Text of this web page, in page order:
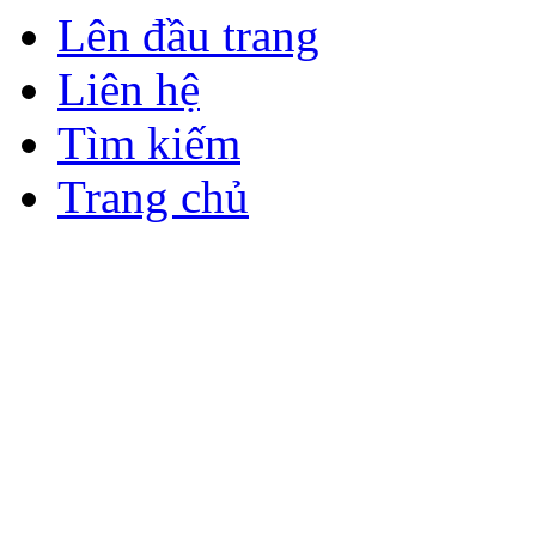
Lên đầu trang
Liên hệ
Tìm kiếm
Trang chủ